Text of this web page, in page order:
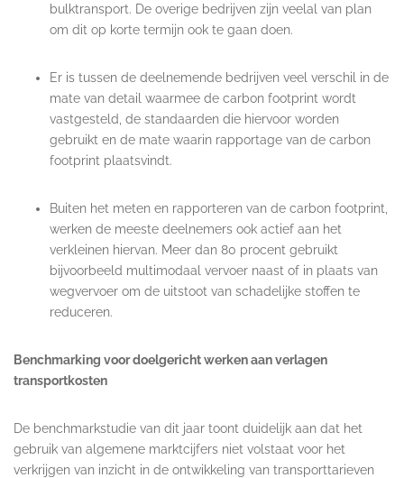
bulktransport. De overige bedrijven zijn veelal van plan
om dit op korte termijn ook te gaan doen.
Er is tussen de deelnemende bedrijven veel verschil in de
mate van detail waarmee de carbon footprint wordt
vastgesteld, de standaarden die hiervoor worden
gebruikt en de mate waarin rapportage van de carbon
footprint plaatsvindt.
Buiten het meten en rapporteren van de carbon footprint,
werken de meeste deelnemers ook actief aan het
verkleinen hiervan. Meer dan 80 procent gebruikt
bijvoorbeeld multimodaal vervoer naast of in plaats van
wegvervoer om de uitstoot van schadelijke stoffen te
reduceren.
Benchmarking voor doelgericht werken aan verlagen
transportkosten
De benchmarkstudie van dit jaar toont duidelijk aan dat het
gebruik van algemene marktcijfers niet volstaat voor het
verkrijgen van inzicht in de ontwikkeling van transporttarieven